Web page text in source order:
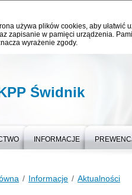
używa plików cookies, aby ułatwić
zapisanie w pamięci urządzenia.
wyrażenie zgody.
Świdnik
INFORMACJE
Informacje Aktualności